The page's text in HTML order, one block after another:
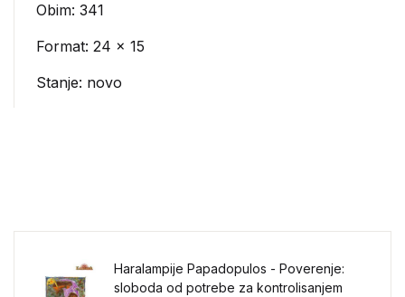
Obim: 341
Format: 24 x 15
Stanje: novo
Haralampije Papadopulos - Poverenje:
sloboda od potrebe za kontrolisanjem